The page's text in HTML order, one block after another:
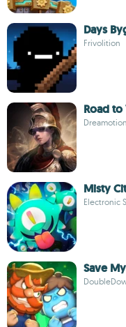
Days
Frivolition
Road
Misty
Electronic
Save